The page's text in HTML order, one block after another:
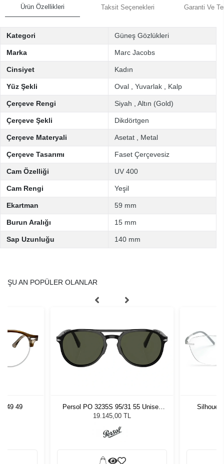
Ürün Özellikleri Taksit Seçenekleri Garanti Ve
Kategori Güneş Gözlükleri
Marka Marc Jacobs
Cinsiyet Kadın
Yüz Şekli Oval Yuvarlak Kalp
Çerçeve Rengi Siyah Altın (Gold)
Çerçeve Şekli Dikdörtgen
Çerçeve Materyali Asetat Metal
Çerçeve Tasarımı Faset Çerçevesiz
Cam Özelliği UV 400
Cam Rengi Yeşil
Ekartman 59 mm
Burun Aralığı 15 mm
Sap Uzunluğu 140 mm
ŞU AN POPÜLER OLANLAR
49
Persol PO 3235S 95/31 55 Unisex
Güneş Gözlüğü
19.145,00 TL